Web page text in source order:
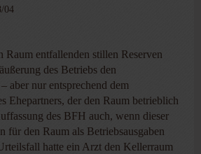
04
Raum entfallenden stillen Reserven
des Betriebs den
aber nur entsprechend dem
Ehepartners, der den Raum betrieblich
des BFH auch, wenn dieser
für den Raum als Betriebsausgaben
hatte ein Arzt den Kellerraum